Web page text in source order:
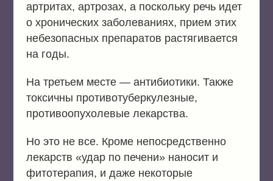
артритах, артрозах, а поскольку речь идет
о хронических заболеваниях, прием этих
небезопасных препаратов растягивается
на годы.
На третьем месте — антибиотики. Также
токсичны противотуберкулезные,
противоопухолевые лекарства.
Но это не все. Кроме непосредственно
лекарств «удар по печени» наносит и
фитотерапия, и даже некоторые